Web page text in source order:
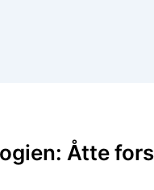
Åtte